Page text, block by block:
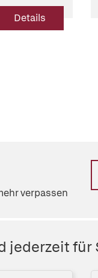
Details
verpassen
jederzeit für